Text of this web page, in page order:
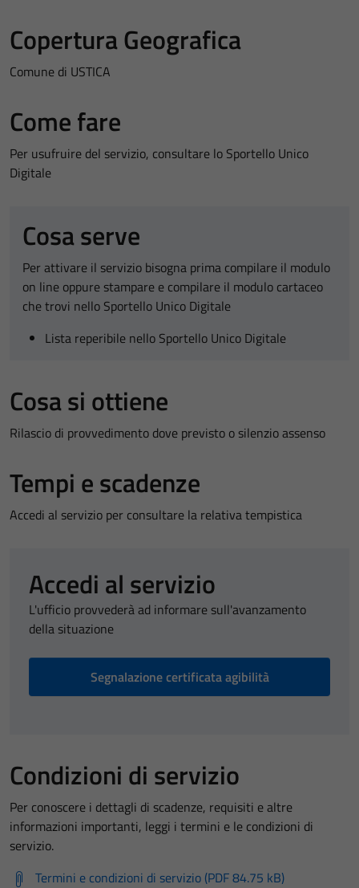
Copertura Geografica
Comune di USTICA
Come fare
Per usufruire del servizio, consultare lo Sportello Unico
Digitale
Cosa serve
Per attivare il servizio bisogna prima compilare il modulo
on line oppure stampare e compilare il modulo cartaceo
che trovi nello Sportello Unico Digitale
Lista reperibile nello Sportello Unico Digitale
Cosa si ottiene
Rilascio di provvedimento dove previsto o silenzio assenso
Tempi e scadenze
Accedi al servizio per consultare la relativa tempistica
Accedi al servizio
L'ufficio provvederà ad informare sull'avanzamento
della situazione
Segnalazione certificata agibilità
Condizioni di servizio
Per conoscere i dettagli di scadenze, requisiti e altre
informazioni importanti, leggi i termini e le condizioni di
servizio.
Termini e condizioni di servizio (PDF 84.75 kB)